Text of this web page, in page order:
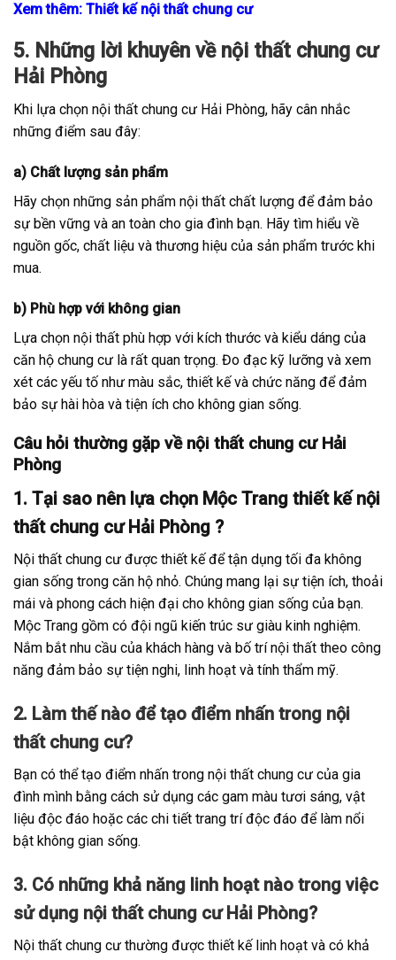
Xem thêm: Thiết kế nội thất chung cư
5. Những lời khuyên về nội thất chung cư
Hải Phòng
Khi lựa chọn nội thất chung cư Hải Phòng, hãy cân nhắc
những điểm sau đây:
a) Chất lượng sản phẩm
Hãy chọn những sản phẩm nội thất chất lượng để đảm bảo
sự bền vững và an toàn cho gia đình bạn. Hãy tìm hiểu về
nguồn gốc, chất liệu và thương hiệu của sản phẩm trước khi
mua.
b) Phù hợp với không gian
Lựa chọn nội thất phù hợp với kích thước và kiểu dáng của
căn hộ chung cư là rất quan trọng. Đo đạc kỹ lưỡng và xem
xét các yếu tố như màu sắc, thiết kế và chức năng để đảm
bảo sự hài hòa và tiện ích cho không gian sống.
Câu hỏi thường gặp về nội thất chung cư Hải
Phòng
1. Tại sao nên lựa chọn Mộc Trang thiết kế nội
thất chung cư Hải Phòng ?
Nội thất chung cư được thiết kế để tận dụng tối đa không
gian sống trong căn hộ nhỏ. Chúng mang lại sự tiện ích, thoải
mái và phong cách hiện đại cho không gian sống của bạn.
Mộc Trang gồm có đội ngũ kiến trúc sư giàu kinh nghiệm.
Nắm bắt nhu cầu của khách hàng và bố trí nội thất theo công
năng đảm bảo sự tiện nghi, linh hoạt và tính thẩm mỹ.
2. Làm thế nào để tạo điểm nhấn trong nội
thất chung cư?
Bạn có thể tạo điểm nhấn trong nội thất chung cư của gia
đình mình bằng cách sử dụng các gam màu tươi sáng, vật
liệu độc đáo hoặc các chi tiết trang trí độc đáo để làm nổi
bật không gian sống.
3. Có những khả năng linh hoạt nào trong việc
sử dụng nội thất chung cư Hải Phòng?
Nội thất chung cư thường được thiết kế linh hoạt và có khả